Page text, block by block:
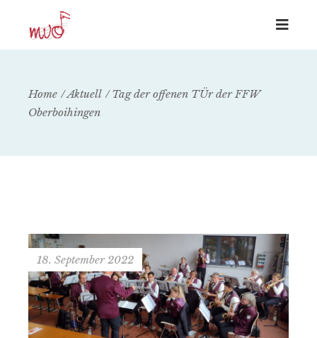
Home Aktuell
Tag der offenen TÜr der FFW
Oberboihingen
18. September 2022